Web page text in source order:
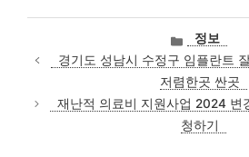
카
테
고
리
정보
경기도 성남시 수정구 임플란트
저렴한곳 싼곳
재난적 의료비 지원사업 2024 변
청하기